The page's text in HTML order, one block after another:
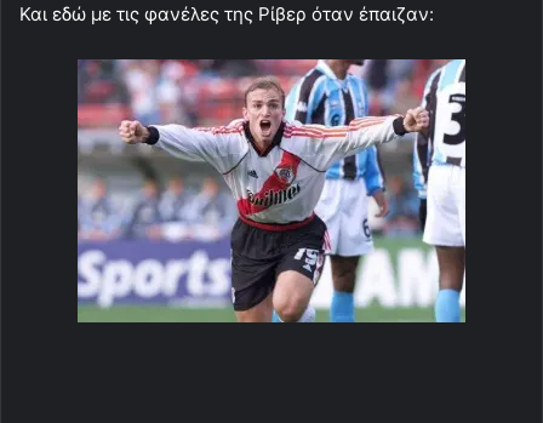
Και εδώ με τις φανέλες της Ρίβερ όταν έπαιζαν: